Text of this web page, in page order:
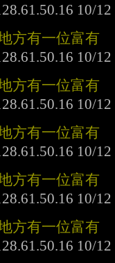
方有一位富有
方有一位富有
方有一位富有
方有一位富有
方有一位富有